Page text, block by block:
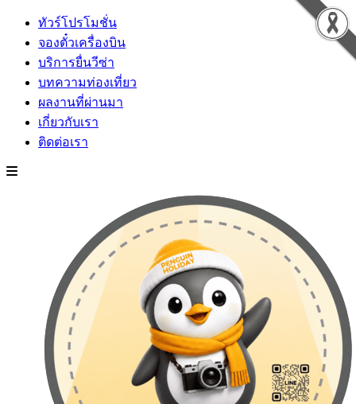
ทัวร์โปรโมชั่น
จองตั๋วเครื่องบิน
บริการยื่นวีซ่า
บทความท่องเที่ยว
ผลงานที่ผ่านมา
เกี่ยวกับเรา
ติดต่อเรา